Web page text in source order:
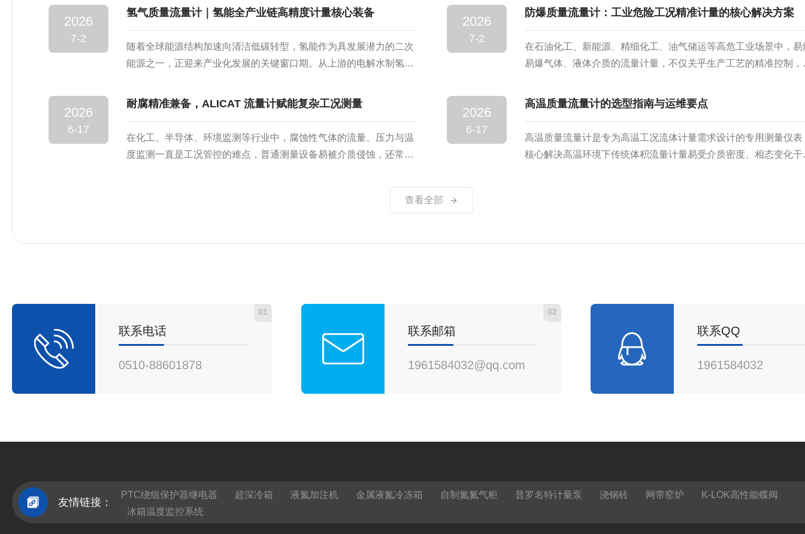
采用AlicatASCIl或ModbusRTU协议与PLC、工控机或上位机进行数
据交互，实现实时监测和精确控制。然而，在现场调试过程中，偶尔
会遇到设备无法建立通讯的情况。很多用户的第一反应是:"是不是
MFC出故障了?"实际上，根据现场应用经验，大多数通讯异常并非设
精度维护，既能规避数据漂移、测量偏差等问题，也能延长设备使
的第一道防线。安装阶段需选择平稳、无尘、无强电磁干扰的环境
远离振动源与高温热源，避免内部精密传感器发生位移或性能异变
2026
7-2
氢气质量流量计｜氢能全产业链高精度计量核心装备
随着全球能源结构加速向清洁低碳转型，氢能作为具发展潜力的二次
能源之一，正迎来产业化发展的关键窗口期。从上游的电解水制氢、
链的每一个环节都对氢气流量测量提出了严苛要求。氢气质量流量计
能产业的核心计量设备。一、氢气计量为何需要“质量流量”？氢气具
有密度小、易泄漏、易扩散、易燃易爆等特殊物理化学性质，对流量
2026
7-2
防爆质量流量计：工业危险工况精准计量的核心解决方案
在石油化工、新能源、精细化工、油气储运等高危工业场景中，易
易爆气体、液体介质的流量计量，不仅关乎生产工艺的精准控制，
适应性差、计量精度不稳定等问题，无法满足高危工况的生产标准
测量原理与严苛的防爆工艺，实现了易燃易爆介质质量流量的实时
精准、稳定计量，成为现代高危工业自动化控制体系的核心仪表。
2026
6-17
耐腐精准兼备，ALICAT 流量计赋能复杂工况测量
在化工、半导体、环境监测等行业中，腐蚀性气体的流量、压力与温
度监测一直是工况管控的难点，普通测量设备易被介质侵蚀，还常出
计凭借扎实的工艺设计与功能配置，成为腐蚀性气体监测场景的优选
设备，凭借多重核心优势适配各类复杂工业与实验室环境。优秀的耐
2026
6-17
高温质量流量计的选型指南与运维要点
高温质量流量计是专为高温工况流体计量需求设计的专用测量仪表
核心解决高温环境下传统体积流量计量易受介质密度、相态变化干
查看全部
联系电话
0510-88601878
01
联系邮箱
1961584032@qq.com
02
联系QQ
1961584032
友情链接：
PTC绕组保护器继电器 超深冷箱 液氮加注机 金属液氮冷冻箱 自制氮氮气柜 普罗名特计量泵 浇钢砖 网带窑炉
K-LOK高性能蝶阀
冰箱温度监控系统